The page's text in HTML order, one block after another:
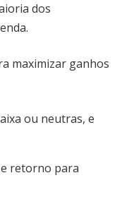
dos
maximizar ganhos
ou neutras, e
retorno para